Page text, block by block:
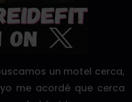
un motel cerca,
me acordé que cerca